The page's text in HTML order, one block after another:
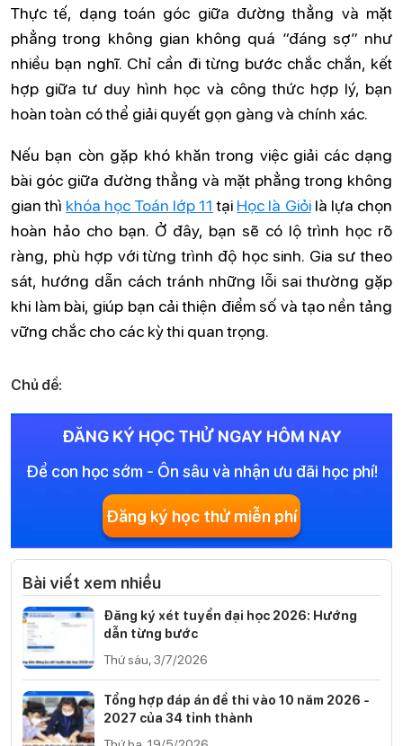
Thực tế, dạng toán góc giữa đường thẳng và mặt
phẳng trong không gian không quá “đáng sợ” như
nhiều bạn nghĩ. Chỉ cần đi từng bước chắc chắn, kết
hợp giữa tư duy hình học và công thức hợp lý, bạn
hoàn toàn có thể giải quyết gọn gàng và chính xác.
Nếu bạn còn gặp khó khăn trong việc giải các dạng
bài góc giữa đường thẳng và mặt phẳng trong không
gian thì khóa học Toán lớp 11 tại Học là Giỏilà lựa chọn
hoàn hảo cho bạn. Ở đây, bạn sẽ có lộ trình học rõ
ràng, phù hợp với từng trình độ học sinh. Gia sư theo
sát, hướng dẫn cách tránh những lỗi sai thường gặp
khi làm bài, giúp bạn cải thiện điểm số và tạo nền tảng
vững chắc cho các kỳ thi quan trọng.
Chủ đề:
ĐĂNG KÝ HỌC THỬ NGAY HÔM NAY
Để con học sớm - Ôn sâu và nhận ưu đãi học phí!
Đăng ký học thử miễn phí
Bài viết xem nhiều
Đăng ký xét tuyển đại học 2026: Hướng
dẫn từng bước
Thứ sáu, 3/7/2026
Tổng hợp đáp án đề thi vào 10 năm 2026 -
2027 của 34 tỉnh thành